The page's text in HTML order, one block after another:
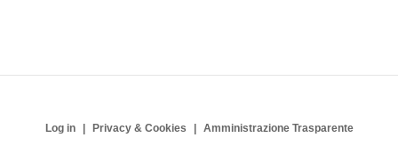
Log in Privacy & Cookies
Amministrazione Trasparente